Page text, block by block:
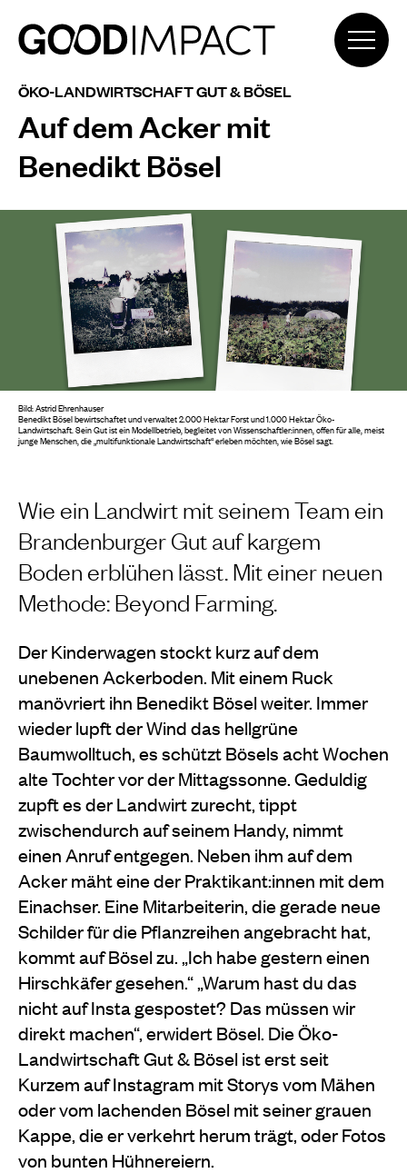
ÖKO-LANDWIRTSCHAFT GUT & BÖSEL
Auf dem Acker mit
Benedikt Bösel
Wie ein Landwirt mit seinem Team ein
Brandenburger Gut auf kargem
Boden erblühen lässt. Mit einer neuen
Methode: Beyond Farming.
Der Kinderwagen stockt kurz auf dem
unebenen Ackerboden. Mit einem Ruck
manövriert ihn Benedikt Bösel weiter. Immer
wieder lupft der Wind das hellgrüne
Baumwolltuch, es schützt Bösels acht Wochen
alte Tochter vor der Mittagssonne. Geduldig
zupft es der Landwirt zurecht, tippt
zwischendurch auf seinem Handy, nimmt
einen Anruf entgegen. Neben ihm auf dem
Acker mäht eine der Praktikant:innen mit dem
Einachser. Eine Mitarbeiterin, die gerade neue
Schilder für die Pflanzreihen angebracht hat,
kommt auf Bösel zu. „Ich habe gestern einen
Hirschkäfer gesehen.“ „Warum hast du das
nicht auf Insta gespostet? Das müssen wir
direkt machen“, erwidert Bösel. Die Öko-
Landwirtschaft Gut & Bösel ist erst seit
Kurzem auf Instagram mit Storys vom Mähen
oder vom lachenden Bösel mit seiner grauen
Kappe, die er verkehrt herum trägt, oder Fotos
von bunten Hühnereiern.
Bild: Astrid Ehrenhauser
Benedikt Bösel bewirtschaftet und verwaltet 2.000 Hektar Forst und 1.000 Hektar Öko-
Landwirtschaft. Sein Gut ist ein Modellbetrieb,begleitet von Wissenschaftler:innen, offenfür alle, meist
junge Menschen, die „multifunktionaleLandwirtschaft“ erleben möchten, wie Bösel sagt.